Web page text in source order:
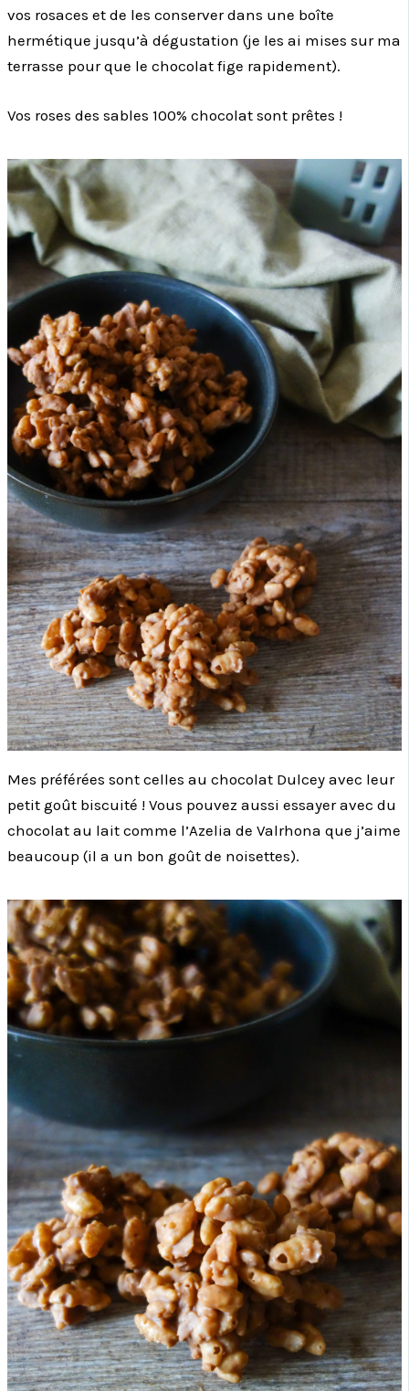
vos rosaces et de les conserver dans une boîte
hermétique jusqu’à dégustation (je les ai mises sur ma
terrasse pour que le chocolat fige rapidement).
Vos roses des sables 100% chocolat sont prêtes !
Mes préférées sont celles au chocolat Dulcey avec leur
petit goût biscuité ! Vous pouvez aussi essayer avec du
chocolat au lait comme l’Azelia de Valrhona que j’aime
beaucoup (il a un bon goût de noisettes).